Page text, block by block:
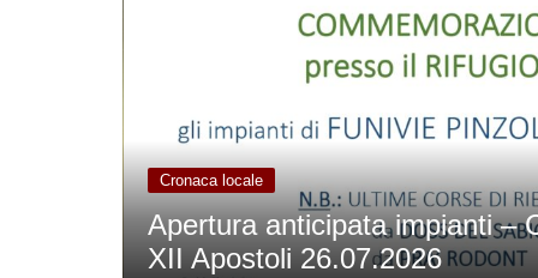
Cronaca locale
Apertura anticipata impianti –
XII Apostoli 26.07.2026